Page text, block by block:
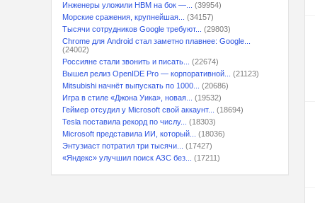
Инженеры уложили HBM на бок —...
(39954)
Морские сражения, крупнейшая...
(34157)
Тысячи сотрудников Google требуют...
(29803)
Chrome для Android стал заметно плавнее: Google...
(24002)
Россияне стали звонить и писать...
(22674)
Вышел релиз OpenIDE Pro — корпоративной...
(21123)
Mitsubishi начнёт выпускать по 1000...
(20686)
Игра в стиле «Джона Уика», новая...
(19532)
Геймер отсудил у Microsoft свой аккаунт...
(18694)
Tesla поставила рекорд по числу...
(18303)
Microsoft представила ИИ, который...
(18036)
Энтузиаст потратил три тысячи...
(17427)
«Яндекс» улучшил поиск АЗС без...
(17211)